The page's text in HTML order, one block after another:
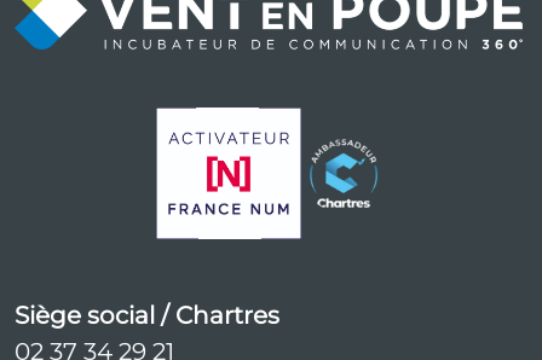
Siège social / Chartres
02 37 34 29 21